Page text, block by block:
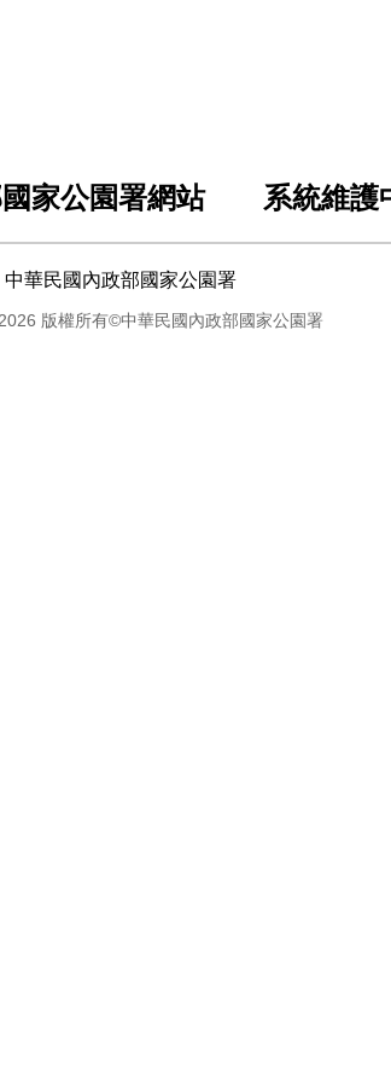
國家公園署網站 系統維護
中華民國內政部國家公園署
版權所有©中華民國內政部國家公園署